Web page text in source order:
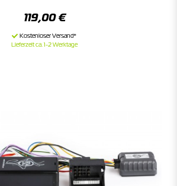
119,00 €
Lieferzeit ca. 1-2 Werktage